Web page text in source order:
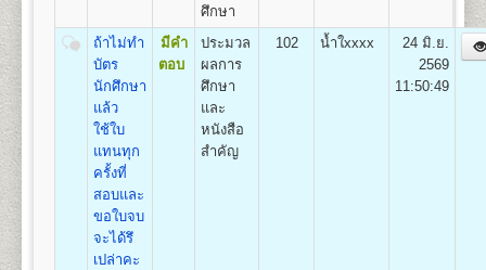
คณะทัศนมาตรศาสตร์
เปิดสอนระดับปริญญาตรี หลักสูตร 6 ปี จำนวน 238
หน่วยกิต
1.หลักสูตร 6 ปี สำหรับผู้ที่จบมัธยมศึกษาปีที่ 6 โดยเริ่ม
เรียนเป็น Pre-Optometry ในช่วง 2 ปีแรก และเรียน
Optometry ในช่วง 4 ปีหลัง
2.หลักสูตร 4 ปี สำหรับผู้ที่จบการศึกษาระดับปริญญาตรี
เรียน Optometry ในหลักสูตร 4 ปี
ชื่อปริญญาทัศนมาตรศาสตรบัณฑิต (ทศ.บ.) Doctor of
Optometry (O.D.)
เปิดสอน 1
9 450 500 800 100 500 100
2,450
10 500 500 800
2,500
11 500
12 500 800
14
ศึกษา
ถ้าไม่ทำ
บัตร
นักศึกษา
แล้ว
ใช้ใบ
แทนทุก
ครั้งที่
สอบและ
ขอใบจบ
จะได้รึ
เปล่าคะ
มีคำ
ตอบ
ประมวล
ผลการ
ศึกษา
และ
หนังสือ
สำคัญ
102 น้ำใxxxx
24 มิ.ย.
2569
11:50:49